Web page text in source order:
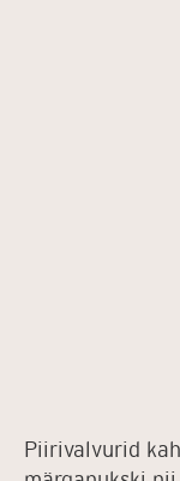
Piirivalvurid